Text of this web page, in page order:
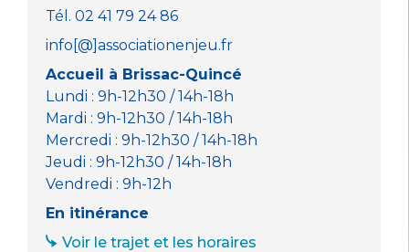
Tél. 02 41 79 24 86
info[@]associationenjeu.fr
Accueil à Brissac-Quincé
Lundi : 9h-12h30 / 14h-18h
Mardi : 9h-12h30 / 14h-18h
Mercredi : 9h-12h30 / 14h-18h
Jeudi : 9h-12h30 / 14h-18h
Vendredi : 9h-12h
En itinérance
Voir le trajet et les horaires